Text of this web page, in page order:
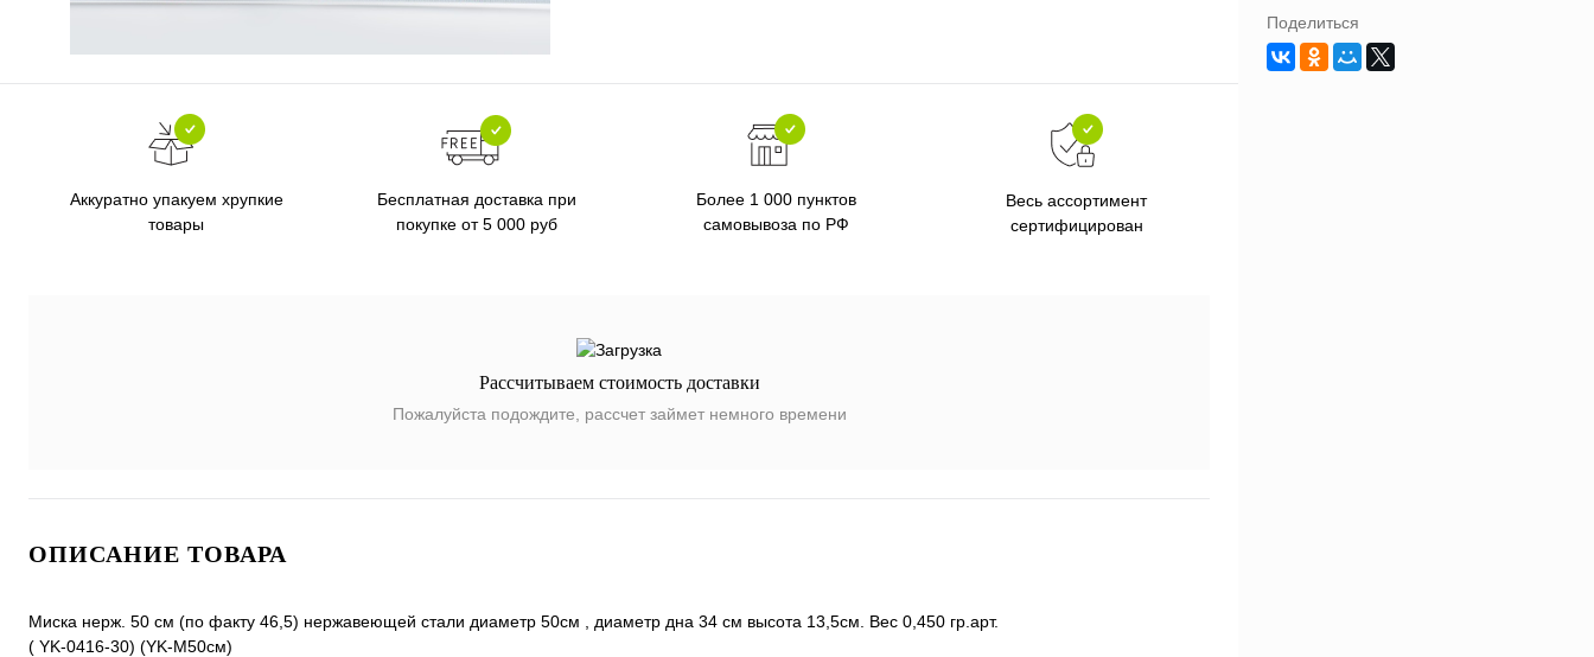
Аккуратно упакуем хрупкие
товары
Бесплатная доставка при
покупке от 5 000 руб
Более 1 000 пунктов
самовывоза по РФ
Весь ассортимент
сертифицирован
Рассчитываем стоимость доставки
Пожалуйста подождите, рассчет займет немного времени
ОПИСАНИЕ ТОВАРА
Миска нерж. 50 см (по факту 46,5) нержавеющей стали диаметр 50см , диаметр дна 34 см высота 13,5см. Вес 0,450 гр.арт.
( YK-0416-30) (YK-M50см)
Поделиться